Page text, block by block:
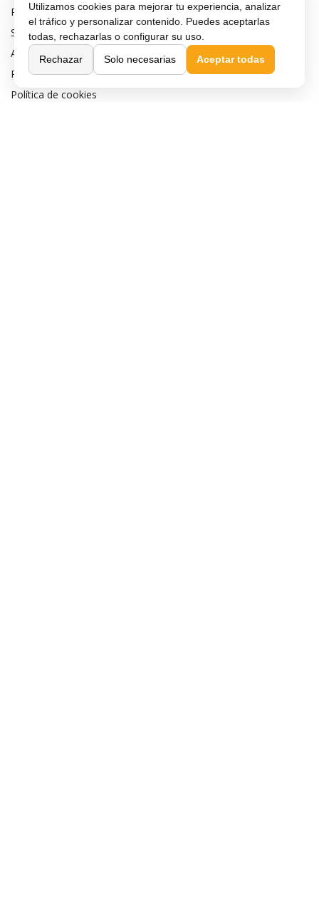
Preguntas frecuentes
Seguros para móviles
Aviso legal
Política de privacidad
Política de cookies
Utilizamos cookies para mejorar tu experiencia, analizar
el tráfico y personalizar contenido. Puedes aceptarlas
todas, rechazarlas o configurar su uso.
Rechazar
Solo necesarias Aceptar todas